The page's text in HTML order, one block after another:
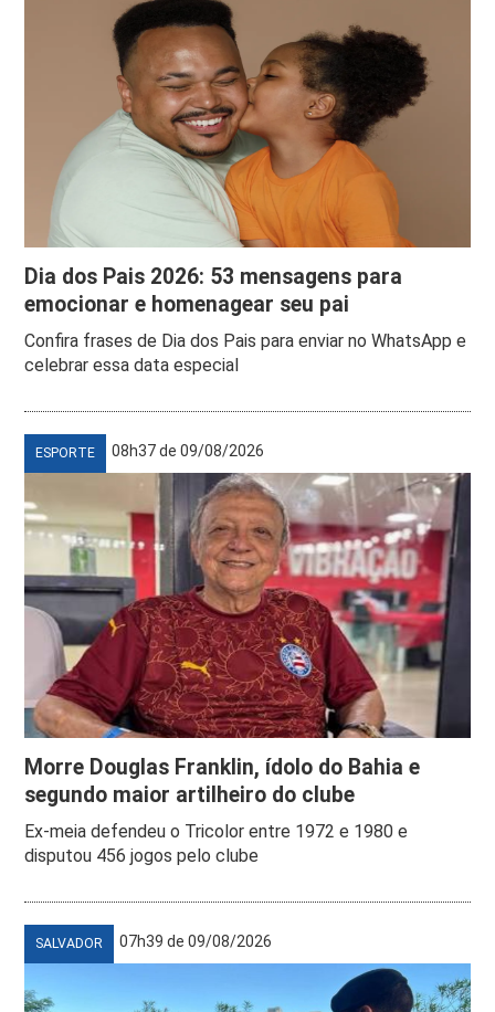
Dia dos Pais 2026: 53 mensagens para
emocionar e homenagear seu pai
Confira frases de Dia dos Pais para enviar no WhatsApp e
celebrar essa data especial
ESPORTE 08h37 de 09/08/2026
Morre Douglas Franklin, ídolo do Bahia e
segundo maior artilheiro do clube
Ex-meia defendeu o Tricolor entre 1972 e 1980 e
disputou 456 jogos pelo clube
SALVADOR 07h39 de 09/08/2026